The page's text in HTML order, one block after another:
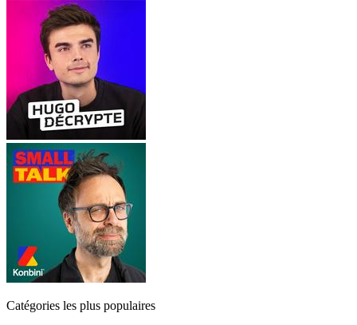
Catégories les plus populaires